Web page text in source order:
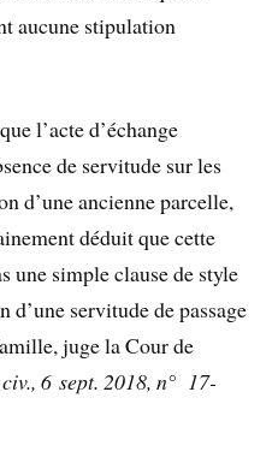
aucune stipulation
l’acte d’échange
de servitude sur les
d’une ancienne parcelle,
déduit que cette
une simple clause de style
servitude de passage
juge la Cour de
6 sept. 2018, n° 17-